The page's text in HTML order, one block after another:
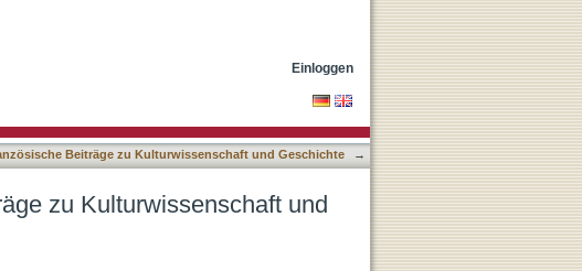
Einloggen
Beiträge zu Kulturwissenschaft und Geschichte
→
zu Kulturwissenschaft und